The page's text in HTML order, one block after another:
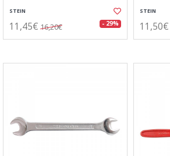
STEIN
11,45€ 16,20€ - 29%
STEIN
11,50€